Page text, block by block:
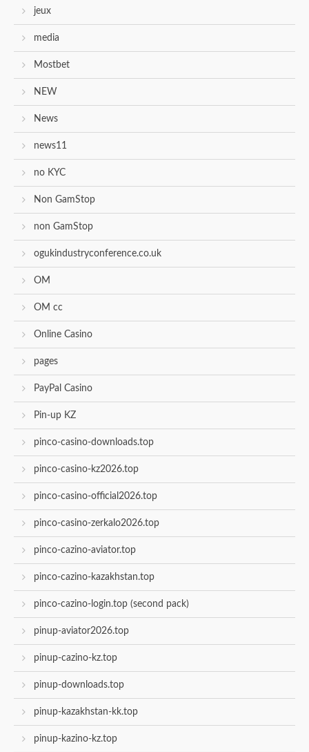
jeux
media
Mostbet
NEW
News
news11
no KYC
Non GamStop
non GamStop
ogukindustryconference.co.uk
OM
OM cc
Online Casino
pages
PayPal Casino
Pin-up KZ
pinco-casino-downloads.top
pinco-casino-kz2026.top
pinco-casino-official2026.top
pinco-casino-zerkalo2026.top
pinco-cazino-aviator.top
pinco-cazino-kazakhstan.top
pinco-cazino-login.top (second pack)
pinup-aviator2026.top
pinup-cazino-kz.top
pinup-downloads.top
pinup-kazakhstan-kk.top
pinup-kazino-kz.top